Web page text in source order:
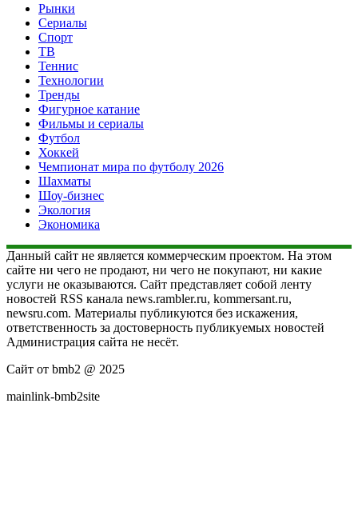
Рынки
Сериалы
Спорт
ТВ
Теннис
Технологии
Тренды
Фигурное катание
Фильмы и сериалы
Футбол
Хоккей
Чемпионат мира по футболу 2026
Шахматы
Шоу-бизнес
Экология
Экономика
Данный сайт не является коммерческим проектом. На этом
сайте ни чего не продают, ни чего не покупают, ни какие
услуги не оказываются. Сайт представляет собой ленту
новостей RSS канала news.rambler.ru, kommersant.ru,
newsru.com. Материалы публикуются без искажения,
ответственность за достоверность публикуемых новостей
Администрация сайта не несёт.
Сайт от bmb2 @ 2025
mainlink-bmb2site